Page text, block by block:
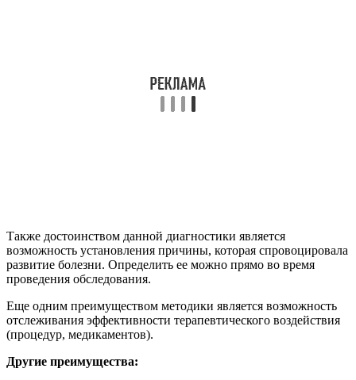
Также достоинством данной диагностики является
возможность установления причины, которая спровоцировала
развитие болезни. Определить ее можно прямо во время
проведения обследования.
Еще одним преимуществом методики является возможность
отслеживания эффективности терапевтического воздействия
(процедур, медикаментов).
Другие преимущества: